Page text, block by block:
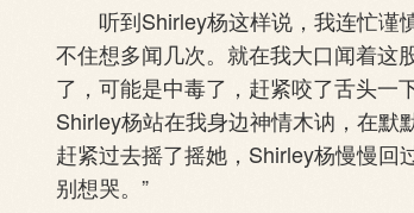
听到Shirley杨这样说，我连忙谨
不住想多闻几次。就在我大口闻着这
了，可能是中毒了，赶紧咬了舌头一
Shirley杨站在我身边神情木讷，在
赶紧过去摇了摇她，Shirley杨慢慢回
别想哭。”